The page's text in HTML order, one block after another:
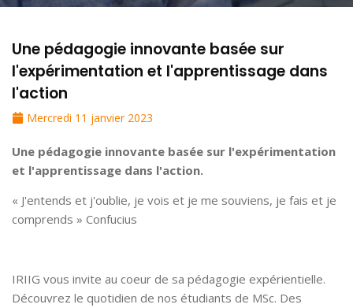
Une pédagogie innovante basée sur
l'expérimentation et l'apprentissage dans
l'action
Mercredi 11 janvier 2023
Une pédagogie innovante basée sur l'expérimentation
et l'apprentissage dans l'action.
« J'entends et j'oublie, je vois et je me souviens, je fais et je
comprends » Confucius
IRIIG vous invite au coeur de sa pédagogie expérientielle.
Découvrez le quotidien de nos étudiants de MSc. Des